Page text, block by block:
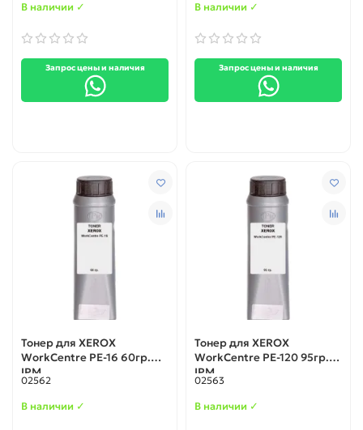
В наличии ✓
Запрос цены и наличия
В наличии ✓
Запрос цены и наличия
Тонер для XEROX
WorkCentre PE-16 60гр.
IPM
02562
В наличии ✓
Тонер для XEROX
WorkCentre PE-120 95гр.
IPM
02563
В наличии ✓